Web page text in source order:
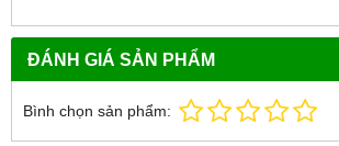
ĐÁNH GIÁ SẢN PHẨM
Bình chọn sản phẩm: